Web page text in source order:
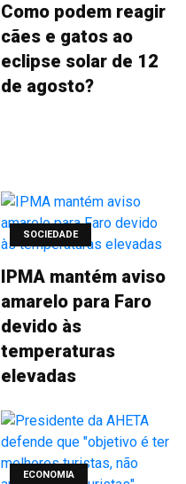
Como podem reagir
cães e gatos ao
eclipse solar de 12
de agosto?
SOCIEDADE
IPMA mantém aviso
amarelo para Faro
devido às
temperaturas
elevadas
ECONOMIA